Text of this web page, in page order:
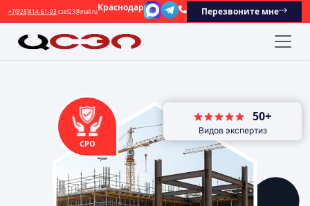
+7(928)414-61-93 csel23@mail.ruКраснодар Перезвоните мне
СРО
50+
Видов экспертиз